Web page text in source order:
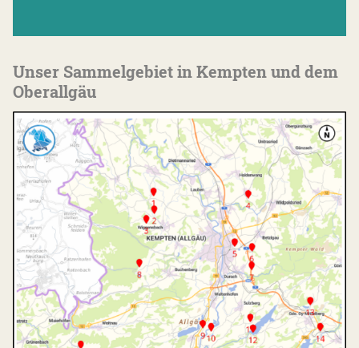
Unser Sammelgebiet in Kempten und dem
Oberallgäu